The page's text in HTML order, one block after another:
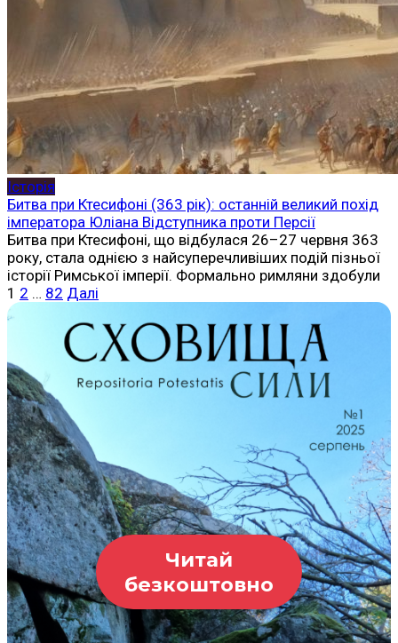
Історія
Битва при Ктесифоні (363 рік): останній великий похід
імператора Юліана Відступника проти Персії
Битва при Ктесифоні, що відбулася 26–27 червня 363
року, стала однією з найсуперечливіших подій пізньої
історії Римської імперії. Формально римляни здобули
Пагінація
записів
1 2 … 82 Далі
Читай
безкоштовно